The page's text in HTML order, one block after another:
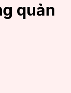
quản